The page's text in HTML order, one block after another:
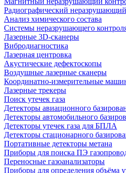
Радиографический
Анализ химического состава
Системы неразрушающего
Лазерные 3D-сканеры
Вибродиагностика
Лазерная центровка
Акустические дефектоскопы
Воздушные лазерные сканеры
Координатно-измерительные
Лазерные трекеры
Поиск утечек газа
Детекторы авиационного
Детекторы автомобильного
Детекторы утечек газа для БПЛА
Детекторы стационарного
Портативные детекторы метана
Приборы для поиска ПЭ
Переносные газоанализаторы
Приборы для определения объёма